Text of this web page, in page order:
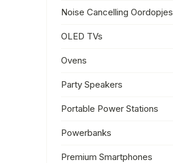
Noise Cancelling Oordopjes
OLED TVs
Ovens
Party Speakers
Portable Power Stations
Powerbanks
Premium Smartphones